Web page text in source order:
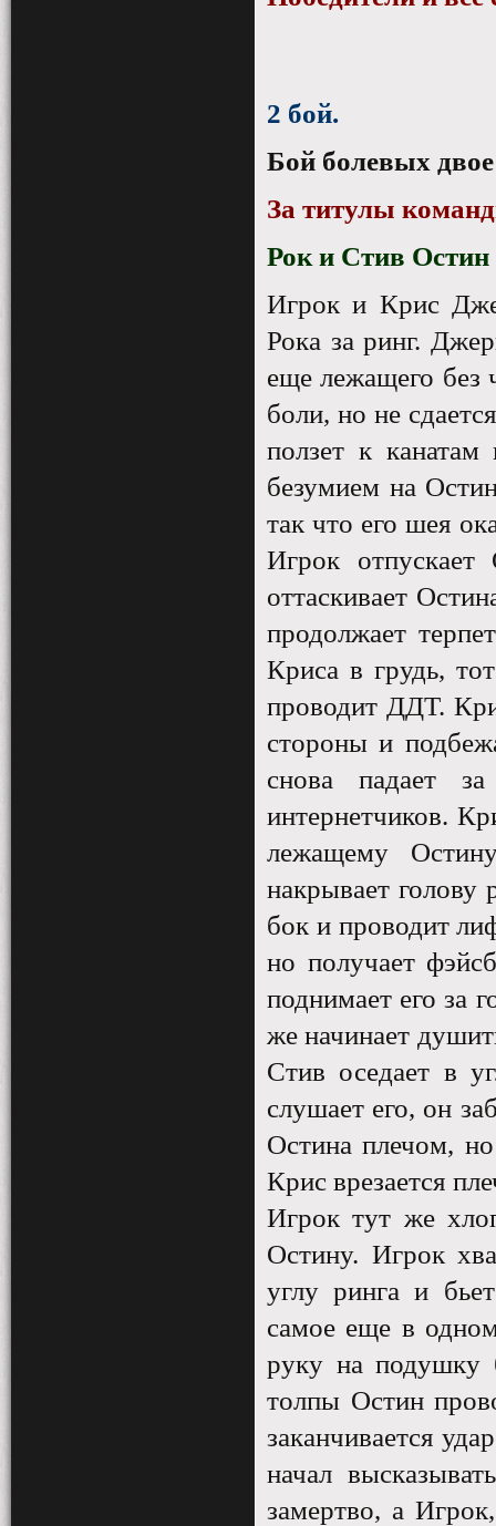
2 бой.
Бой болевых
За титулы
Рок и Стив
Игрок и Крис
Рока за ринг.
еще лежащего без
боли, но не
ползет к
безумием на
так что его шея
Игрок
оттаскивает
продолжает
Криса в грудь,
проводит ДДТ.
стороны и
снова падает
интернетчиков.
лежащему
накрывает голову
бок и проводит
но получает
поднимает его за
же начинает
Стив оседает в
слушает его, он
Остина плечом,
Крис врезается
Игрок тут же
Остину. Игрок
углу ринга и
самое еще в
руку на подушку
толпы Остин
заканчивается
начал
замертво, а